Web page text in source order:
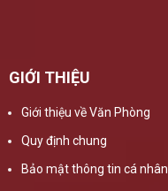
GIỚI THIỆU
Giới thiệu về Văn Phòng
Quy định chung
Bảo mật thông tin cá nhân